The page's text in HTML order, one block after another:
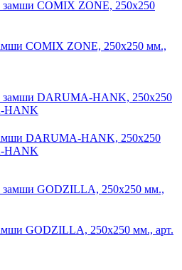
COMIX ZONE, 250х250 мм.,
DARUMA-HANK, 250х250
HANK
GODZILLA, 250х250 мм., арт.